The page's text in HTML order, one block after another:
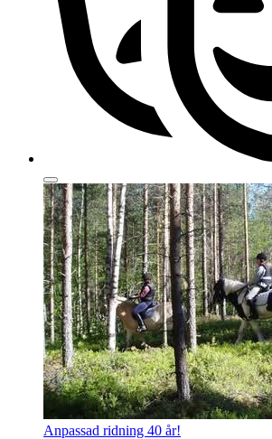
Anpassad ridning 40 år!